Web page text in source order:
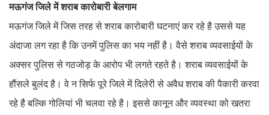
मऊगंज जिले में शराब कारोबारी बेलगाम
मऊगंज जिले में जिस तरह से शराब कारोबारी घटनाएं कर रहे है उससे यह
अंदाजा लग रहा है कि उनमें पुलिस का भय नहीं है। वैसे शराब व्यवसाईयों के
अक्सर पुलिस से गठजोड़ के आरोप भी लगते रहते है। शराब व्यवसाईयों के
हौंसले बुलंद है। वे न सिर्फ पूरे जिले में दिलेरी से अवैध शराब की पैकारी करवा
रहे है बल्कि गोलियां भी चलवा रहे है। इससे कानून और व्यवस्था को खतरा